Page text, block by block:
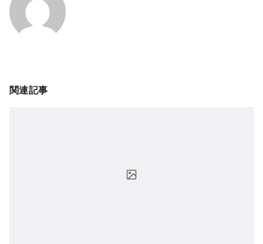
関連記事